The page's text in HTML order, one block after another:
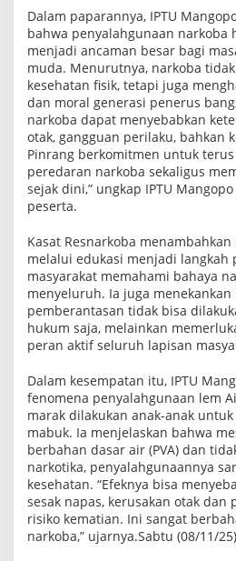
a
n
L
e
m
A
i
b
o
x
F
o
x
b
A
n
a
k
d
a
n
R
e
a
a
Dalam paparannya, IPTU
bahwa penyalahgunaan narkoba
menjadi ancaman besar bagi
muda. Menurutnya, narkoba
kesehatan fisik, tetapi juga
dan moral generasi penerus
narkoba dapat menyebabkan
otak, gangguan perilaku, bahkan
Pinrang berkomitmen untuk
peredaran narkoba sekaligus
sejak dini,” ungkap IPTU
peserta.
Kasat Resnarkoba
melalui edukasi menjadi langkah
masyarakat memahami bahaya
menyeluruh. Ia juga menekankan
pemberantasan tidak bisa
hukum saja, melainkan
peran aktif seluruh lapisan
Dalam kesempatan itu, IPTU
fenomena penyalahgunaan lem
marak dilakukan anak-anak
mabuk. Ia menjelaskan bahwa
berbahan dasar air (PVA) dan
narkotika, penyalahgunaannya
kesehatan. “Efeknya bisa
sesak napas, kerusakan otak dan
risiko kematian. Ini sangat
narkoba,” ujarnya.Sabtu (08/11/